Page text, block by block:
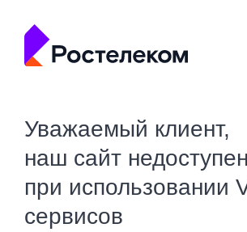
Уважаемый клиент,
наш сайт недоступен
при использовании
сервисов